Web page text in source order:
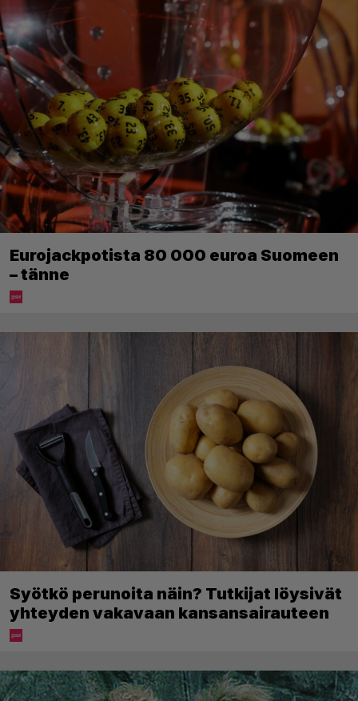
Eurojackpotista 80 000 euroa Suomeen
– tänne
Syötkö perunoita näin? Tutkijat löysivät
yhteyden vakavaan kansansairauteen